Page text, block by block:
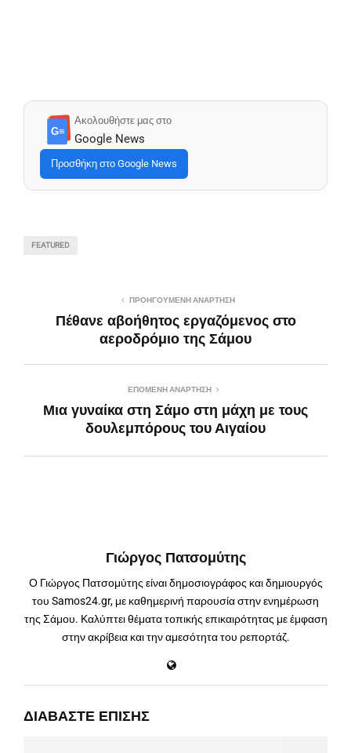
G≡
Ακολουθήστε μας στο
Google News
Προσθήκη στο Google News
FEATURED
ΠΡΟΗΓΟΎΜΕΝΗ ΑΝΆΡΤΗΣΗ
Πέθανε αβοήθητος εργαζόμενος στο
αεροδρόμιο της Σάμου
ΕΠΌΜΕΝΗ ΑΝΆΡΤΗΣΗ
Μια γυναίκα στη Σάμο στη μάχη με τους
δουλεμπόρους του Αιγαίου
Γιώργος Πατσομύτης
Ο Γιώργος Πατσομύτης είναι δημοσιογράφος και δημιουργός
του Samos24.gr, με καθημερινή παρουσία στην ενημέρωση
της Σάμου. Καλύπτει θέματα τοπικής επικαιρότητας με έμφαση
στην ακρίβεια και την αμεσότητα του ρεπορτάζ.
ΔΙΑΒΆΣΤΕ ΕΠΊΣΗΣ